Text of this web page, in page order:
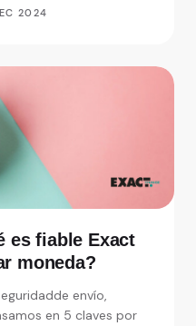
2024
es fiable Exact
moneda?
envío,
en 5 claves por